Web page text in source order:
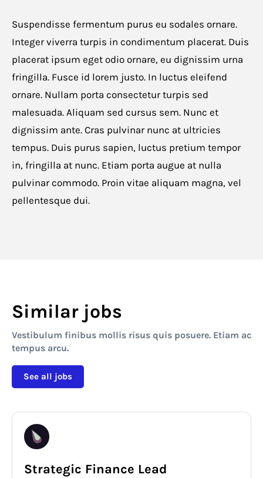
Suspendisse fermentum purus eu sodales ornare.
Integer viverra turpis in condimentum placerat. Duis
placerat ipsum eget odio ornare, eu dignissim urna
fringilla. Fusce id lorem justo. In luctus eleifend
ornare. Nullam porta consectetur turpis sed
malesuada. Aliquam sed cursus sem. Nunc et
dignissim ante. Cras pulvinar nunc at ultricies
tempus. Duis purus sapien, luctus pretium tempor
in, fringilla at nunc. Etiam porta augue at nulla
pulvinar commodo. Proin vitae aliquam magna, vel
pellentesque dui.
Similar jobs
Vestibulum finibus mollis risus quis posuere. Etiam ac
tempus arcu.
See all jobs
Strategic Finance Lead